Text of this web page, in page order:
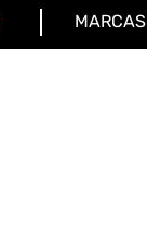
MARCAS